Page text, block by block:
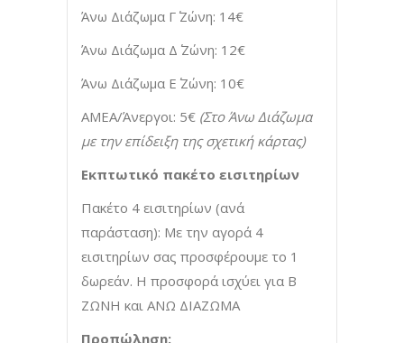
Άνω Διάζωμα Γ΄ Ζώνη: 14€
Άνω Διάζωμα Δ΄ Ζώνη: 12€
Άνω Διάζωμα Ε΄ Ζώνη: 10€
ΑΜΕΑ/Άνεργοι: 5€ (Στο Άνω Διάζωμα
με την επίδειξη της σχετική κάρτας)
Εκπτωτικό πακέτο εισιτηρίων
Πακέτο 4 εισιτηρίων (ανά
παράσταση): Με την αγορά 4
εισιτηρίων σας προσφέρουμε το 1
δωρεάν. Η προσφορά ισχύει για Β
ΖΩΝΗ και ΑΝΩ ΔΙΑΖΩΜΑ
Προπώληση: